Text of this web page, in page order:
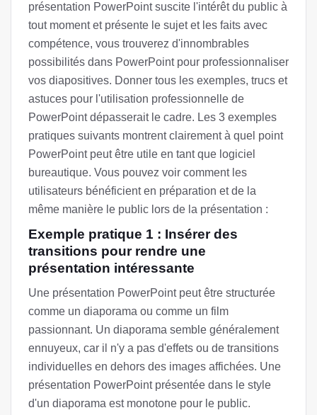
présentation PowerPoint suscite l'intérêt du public à
tout moment et présente le sujet et les faits avec
compétence, vous trouverez d'innombrables
possibilités dans PowerPoint pour professionnaliser
vos diapositives. Donner tous les exemples, trucs et
astuces pour l'utilisation professionnelle de
PowerPoint dépasserait le cadre. Les 3 exemples
pratiques suivants montrent clairement à quel point
PowerPoint peut être utile en tant que logiciel
bureautique. Vous pouvez voir comment les
utilisateurs bénéficient en préparation et de la
même manière le public lors de la présentation :
Exemple pratique 1 : Insérer des
transitions pour rendre une
présentation intéressante
Une présentation PowerPoint peut être structurée
comme un diaporama ou comme un film
passionnant. Un diaporama semble généralement
ennuyeux, car il n'y a pas d'effets ou de transitions
individuelles en dehors des images affichées. Une
présentation PowerPoint présentée dans le style
d'un diaporama est monotone pour le public.